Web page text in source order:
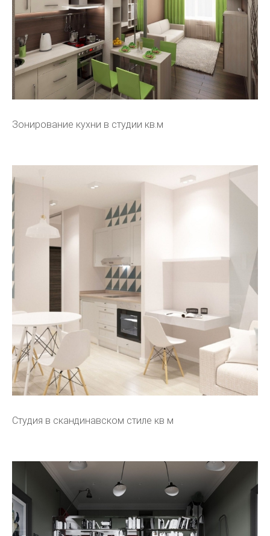
Зонирование кухни в студии кв.м
Студия в скандинавском стиле кв м